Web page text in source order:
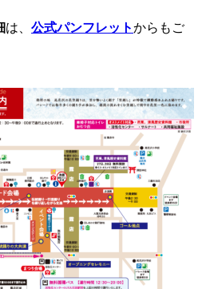
は、 公式パンフレットからもご